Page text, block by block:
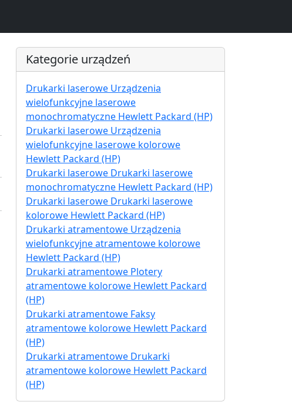
Kategorie urządzeń
Drukarki laserowe Urządzenia
wielofunkcyjne laserowe
monochromatyczne Hewlett Packard (HP)
Drukarki laserowe Urządzenia
wielofunkcyjne laserowe kolorowe
Hewlett Packard (HP)
Drukarki laserowe Drukarki laserowe
monochromatyczne Hewlett Packard (HP)
Drukarki laserowe Drukarki laserowe
kolorowe Hewlett Packard (HP)
Drukarki atramentowe Urządzenia
wielofunkcyjne atramentowe kolorowe
Hewlett Packard (HP)
Drukarki atramentowe Plotery
atramentowe kolorowe Hewlett Packard
(HP)
Drukarki atramentowe Faksy
atramentowe kolorowe Hewlett Packard
(HP)
Drukarki atramentowe Drukarki
atramentowe kolorowe Hewlett Packard
(HP)